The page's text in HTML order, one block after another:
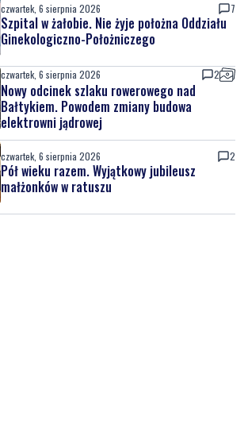
czwartek, 6 sierpnia 2026 7
Szpital w żałobie. Nie żyje położna Oddziału
Ginekologiczno-Położniczego
czwartek, 6 sierpnia 2026 2
Nowy odcinek szlaku rowerowego nad
Bałtykiem. Powodem zmiany budowa
elektrowni jądrowej
czwartek, 6 sierpnia 2026 2
Pół wieku razem. Wyjątkowy jubileusz
małżonków w ratuszu